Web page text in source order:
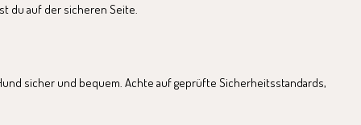
du auf der sicheren Seite.
sicher und bequem. Achte auf geprüfte Sicherheitsstandards,